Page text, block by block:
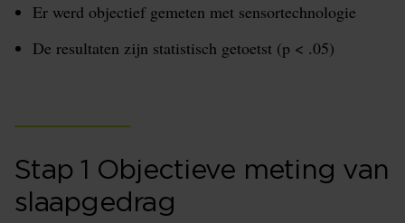
Er werd objectief gemeten met sensortechnologie
De resultaten zijn statistisch getoetst (p < .05)
Stap 1 Objectieve meting van
slaapgedrag